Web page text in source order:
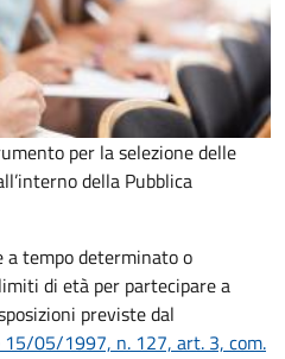
per la selezione delle
della Pubblica
a tempo determinato o
di età per partecipare a
previste dal
15/05/1997, n. 127, art. 3, com.